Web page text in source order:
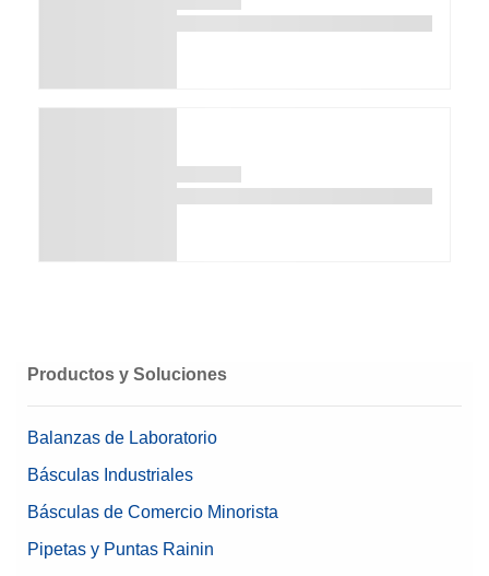
Productos y Soluciones
Balanzas de Laboratorio
Básculas Industriales
Básculas de Comercio Minorista
Pipetas y Puntas Rainin